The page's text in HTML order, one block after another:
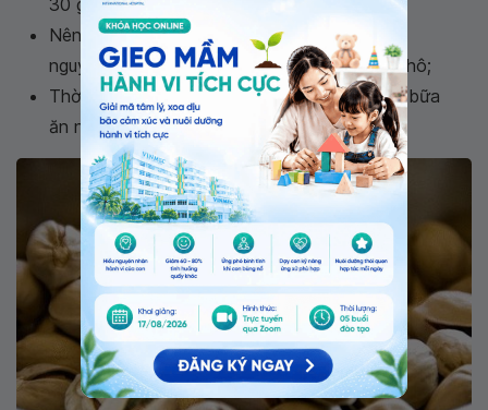
30 gam đậu phộng;
Nên ăn như thế nào: Ăn đậu phộng khi còn
nguyên vỏ, chưa ướp muối, luộc hoặc rang khô;
Thời điểm nào tốt để ăn: Ăn chúng như một bữa
ăn nhẹ.